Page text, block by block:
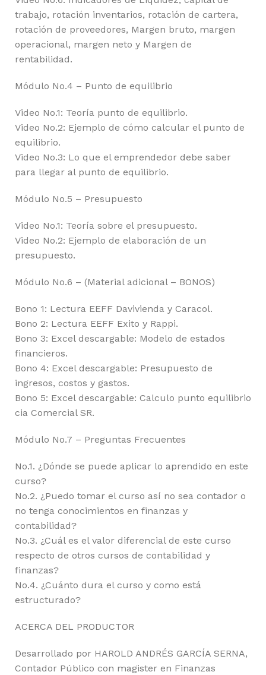
trabajo, rotación inventarios, rotación de cartera,
rotación de proveedores, Margen bruto, margen
operacional, margen neto y Margen de
rentabilidad.
Módulo No.4 – Punto de equilibrio
Video No.1: Teoría punto de equilibrio.
Video No.2: Ejemplo de cómo calcular el punto de
equilibrio.
Video No.3: Lo que el emprendedor debe saber
para llegar al punto de equilibrio.
Módulo No.5 – Presupuesto
Video No.1: Teoría sobre el presupuesto.
Video No.2: Ejemplo de elaboración de un
presupuesto.
Módulo No.6 – (Material adicional – BONOS)
Bono 1: Lectura EEFF Davivienda y Caracol.
Bono 2: Lectura EEFF Exito y Rappi.
Bono 3: Excel descargable: Modelo de estados
financieros.
Bono 4: Excel descargable: Presupuesto de
ingresos, costos y gastos.
Bono 5: Excel descargable: Calculo punto equilibrio
cia Comercial SR.
Módulo No.7 – Preguntas Frecuentes
No.1. ¿Dónde se puede aplicar lo aprendido en este
curso?
No.2. ¿Puedo tomar el curso así no sea contador o
no tenga conocimientos en finanzas y
contabilidad?
No.3. ¿Cuál es el valor diferencial de este curso
respecto de otros cursos de contabilidad y
finanzas?
No.4. ¿Cuánto dura el curso y como está
estructurado?
ACERCA DEL PRODUCTOR
Desarrollado por HAROLD ANDRÉS GARCÍA SERNA,
Contador Público con magister en Finanzas